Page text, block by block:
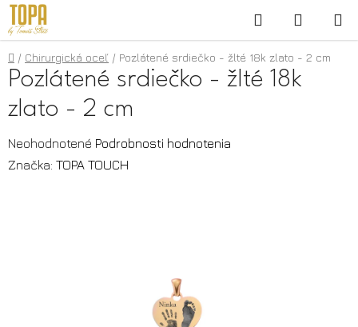
Prejsť
na
obsah
Hľadať
KOŠÍK
Domov
/ Chirurgická oceľ / Pozlátené srdiečko - žlté 18k zlato - 2 cm
Pozlátené srdiečko - žlté 18k
zlato - 2 cm
Priemerné
hodnotenie
Neohodnotené Podrobnosti hodnotenia
Značka: TOPA TOUCH